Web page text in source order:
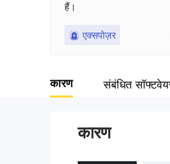
हैं।
एक्सपोज़र
कारण संबंधित
कारण